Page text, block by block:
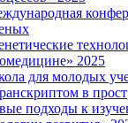
2025
для молодых
в
подходы к